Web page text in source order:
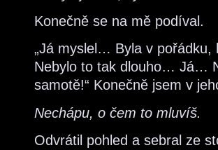
Konečně se na mě podíval.
„Já myslel… Byla v
Nebylo to tak dlouho… Já…
samotě!“ Konečně jsem v
Nechápu, o čem to mluvíš.
Odvrátil pohled a sebral ze